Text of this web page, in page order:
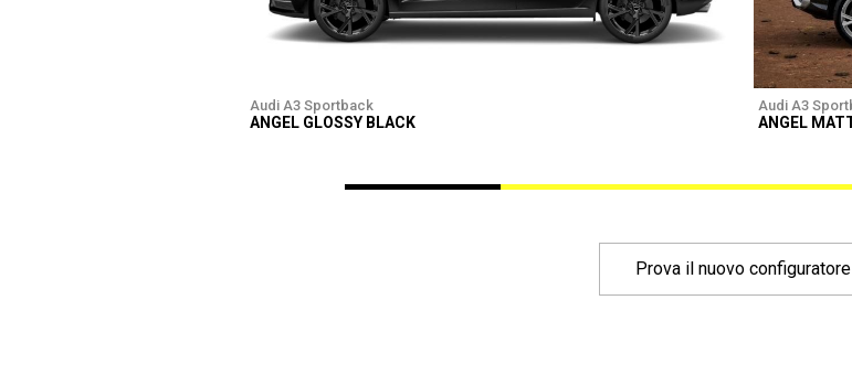
Audi A3 Sportback
ANGEL GLOSSY BLACK
Audi A3
ANGEL
Prova il nuovo configuratore